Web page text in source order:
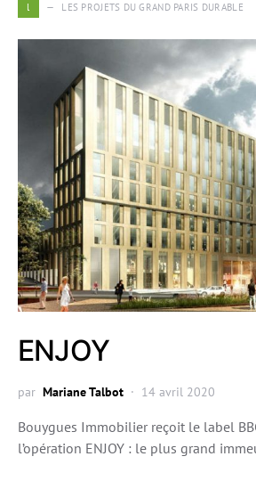
l LES PROJETS DU GRAND PARIS DURABLE
ENJOY
par Mariane Talbot 14 avril 2020
Bouygues Immobilier reçoit le label
l’opération ENJOY : le plus grand